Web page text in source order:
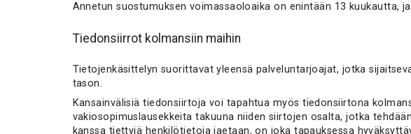
Annetun suostumuksen voimassaoloaika on enintään 13 kuukautta,
Tiedonsiirrot kolmansiin maihin
Tietojenkäsittelyn suorittavat yleensä palveluntarjoajat, jotka
tason.
Kansainvälisiä tiedonsiirtoja voi tapahtua myös tiedonsiirtona
vakiosopimuslausekkeita takuuna niiden siirtojen osalta, jotka
kanssa tiettyjä henkilötietoja jaetaan, on joka tapauksessa